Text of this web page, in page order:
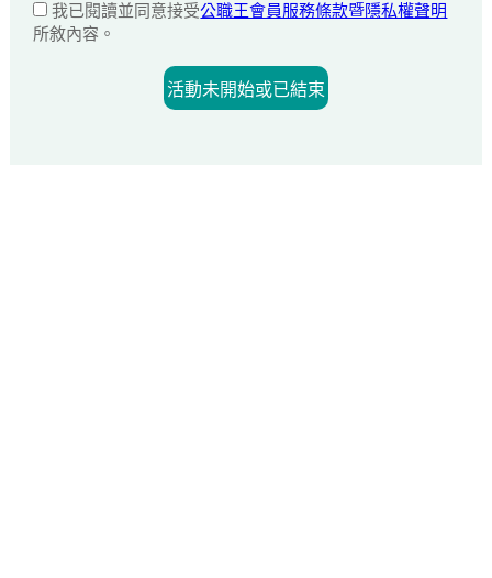
我已閱讀並同意接受公職王會員服務條款暨隱私權聲明
所敘內容。
活動未開始或已結束